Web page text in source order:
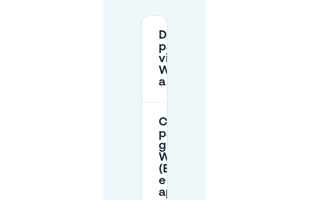
Dove posso
parcheggiare
vicino a
Wooldrikspark
a Wooldrik?
C'è
parcheggio
gratuito a
Wooldrik
(Enschede)
e quando si
applica?